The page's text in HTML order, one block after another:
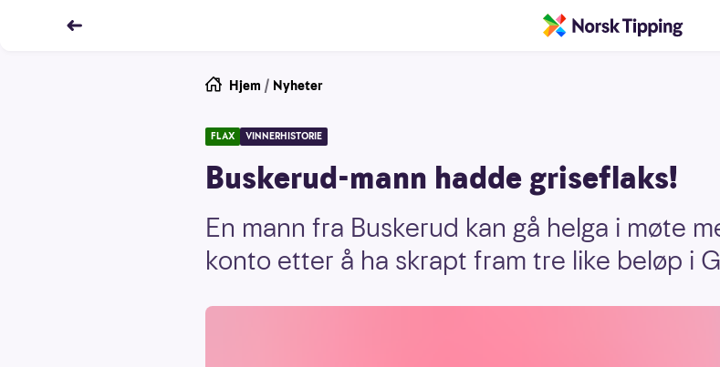
Hjem / Nyheter
FLAX VINNERHISTORIE
Buskerud-mann hadde griseflaks!
En mann fra Buskerud kan gå helga i møte
konto etter å ha skrapt fram tre like beløp i